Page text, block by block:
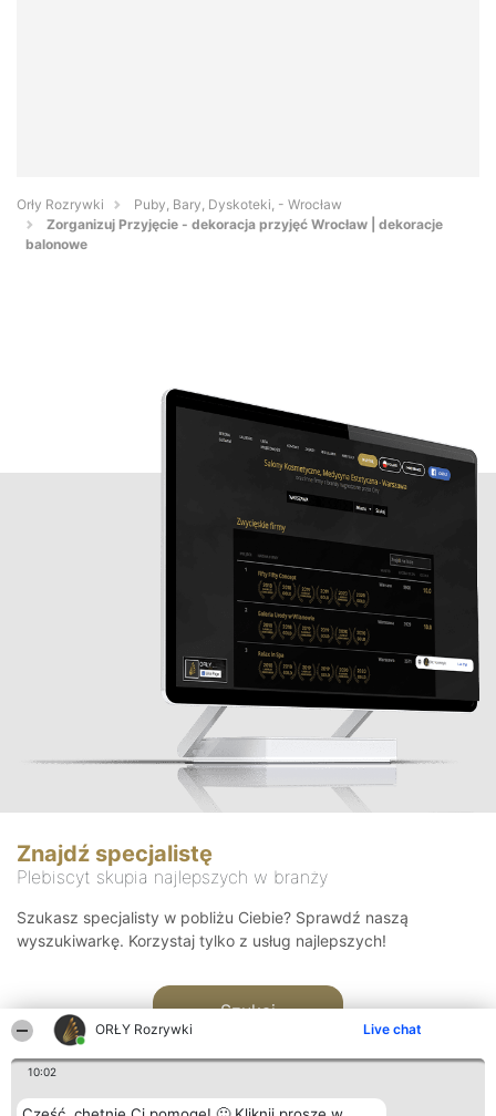
ORŁY Rozrywki Live chat
10:02
Orły Rozrywki
Puby, Bary, Dyskoteki, - Wrocław
Zorganizuj Przyjęcie - dekoracja przyjęć Wrocław | dekoracje
balonowe
Znajdź specjalistę
Plebiscyt skupia najlepszych w branży
Szukasz specjalisty w pobliżu Ciebie? Sprawdź naszą
wyszukiwarkę. Korzystaj tylko z usług najlepszych!
Szukaj